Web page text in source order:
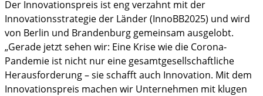
Der Innovationspreis ist eng verzahnt mit der
Innovationsstrategie der Länder (InnoBB2025) und wird
von Berlin und Brandenburg gemeinsam ausgelobt.
„Gerade jetzt sehen wir: Eine Krise wie die Corona-
Pandemie ist nicht nur eine gesamtgesellschaftliche
Herausforderung – sie schafft auch Innovation. Mit dem
Innovationspreis machen wir Unternehmen mit klugen